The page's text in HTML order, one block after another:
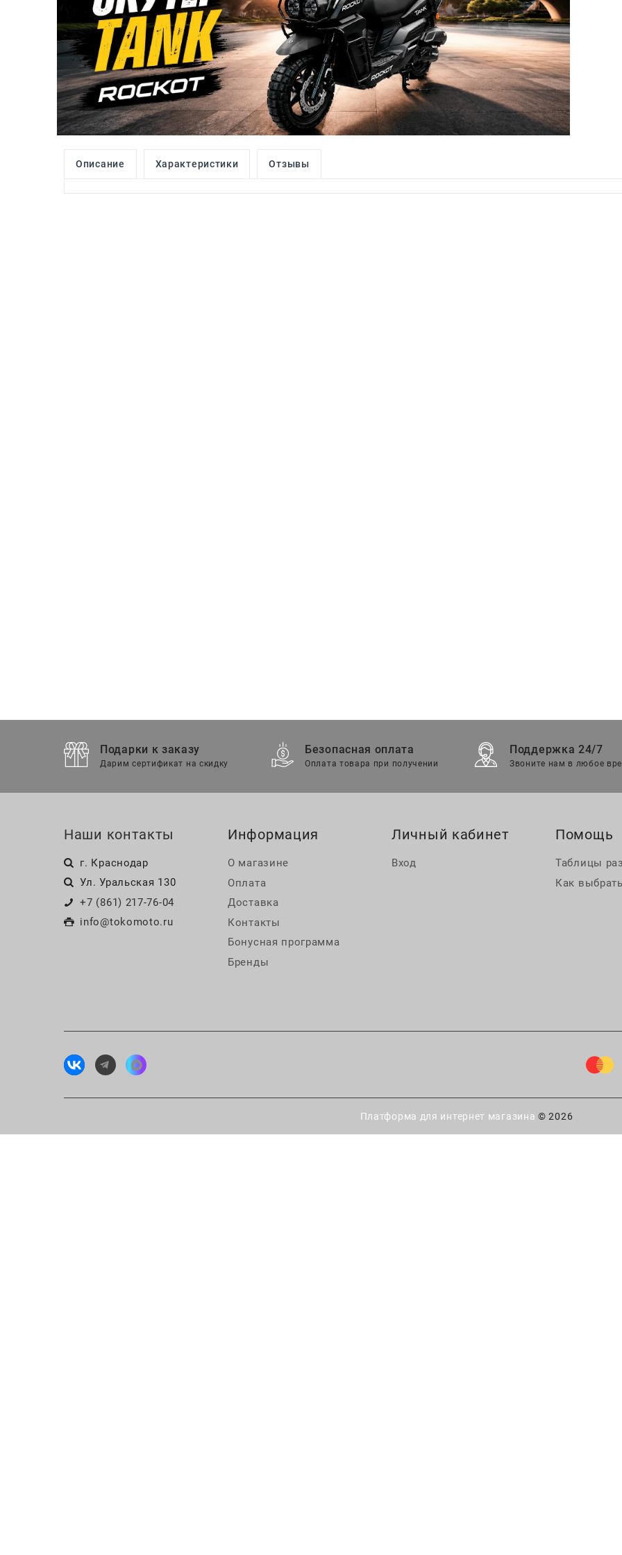
Описание Характеристики Отзывы
Подарки к заказу
Дарим сертификат на скидку
Безопасная оплата
Оплата товара при получении
Поддержка 24/7
Звоните нам в любое
Наши контакты
г. Краснодар
Ул. Уральская 130
+7 (861) 217-76-04
info@tokomoto.ru
Информация
О магазине
Оплата
Доставка
Контакты
Бонусная программа
Бренды
Личный кабинет
Вход
Помощь
Таблицы
Как
Платформа для интернет магазина © 2026